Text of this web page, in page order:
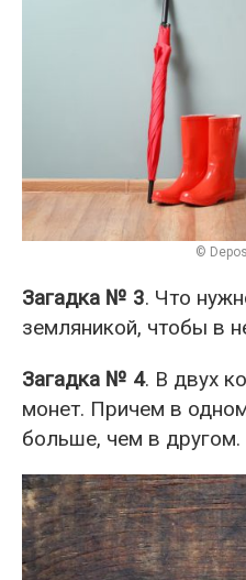
©
Загадка № 3. Что
земляникой, чтобы в
Загадка № 4. В двух
монет. Причем в
больше, чем в